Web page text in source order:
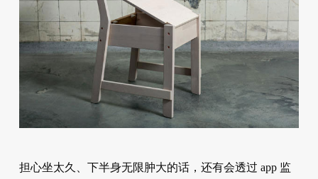
担心坐太久、下半身无限肿大的话，还有会透过 app 监